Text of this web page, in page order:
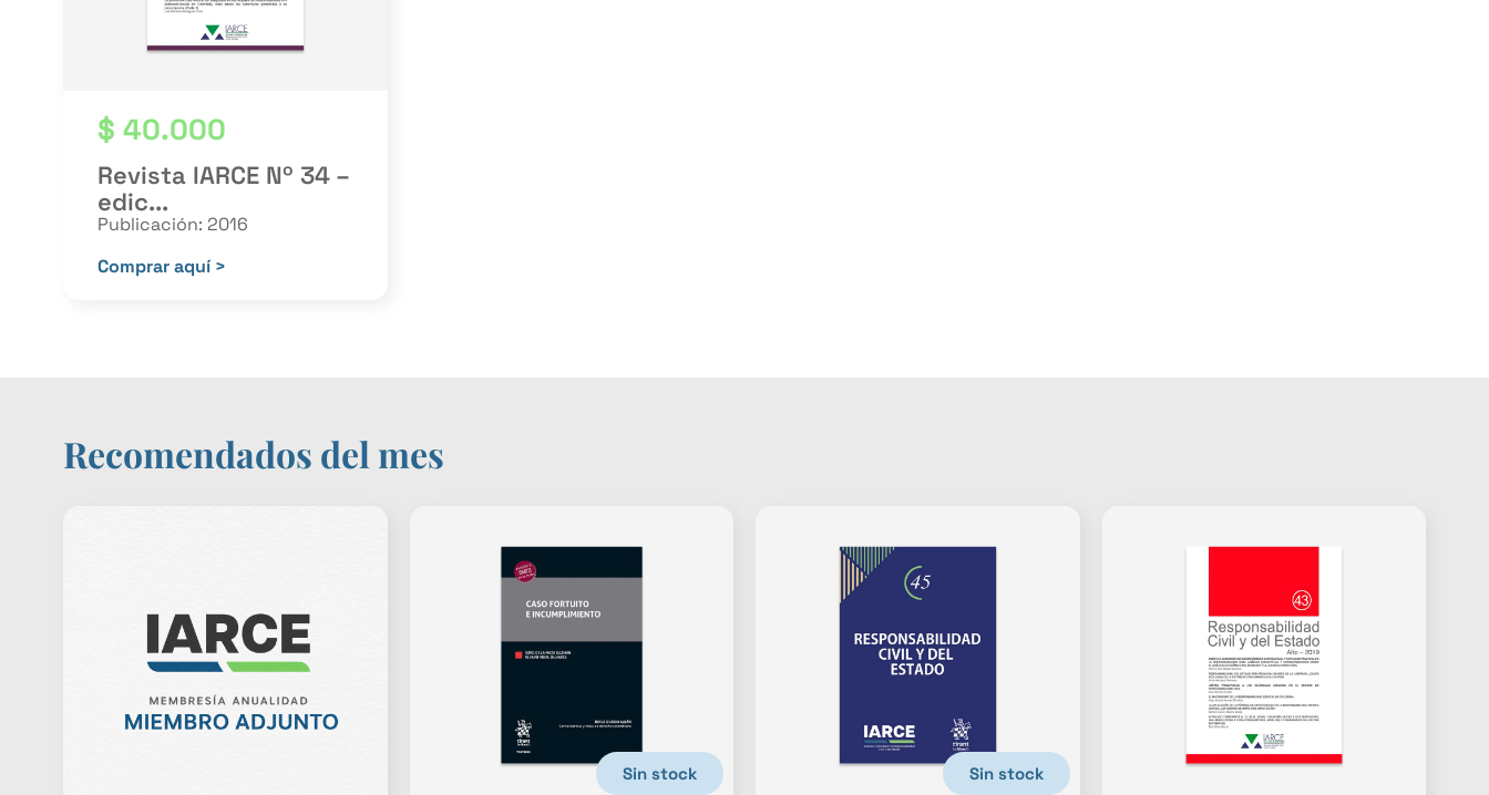
$ 40.000
Revista IARCE Nº 34 –
edic...
Publicación: 2016
Comprar aquí >
Recomendados del mes
Sin stock Sin stock